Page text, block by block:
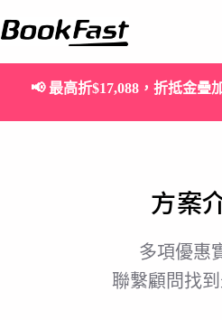
📢 最高折$17,088，折抵金疊
方案
多項優惠
聯繫顧問找